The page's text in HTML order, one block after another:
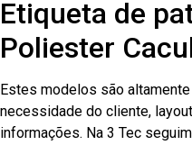
Etiqueta de
Poliester
Estes modelos são
necessidade do cliente,
informações. Na 3 Tec